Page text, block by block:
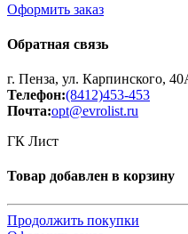
Оформить заказ
Обратная связь
г. Пенза, ул. Карпинского,
Телефон:(8412)453-453
Почта:opt@evrolist.ru
ГК Лист
Товар добавлен в корзину
Продолжить покупки